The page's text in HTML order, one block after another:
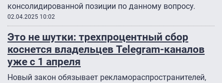
консолидированной позиции по данному вопросу.
02.04.2025 10:02
Это не шутки: трехпроцентный сбор
коснется владельцев Telegram-каналов
уже с 1 апреля
Новый закон обязывает рекламораспространителей,